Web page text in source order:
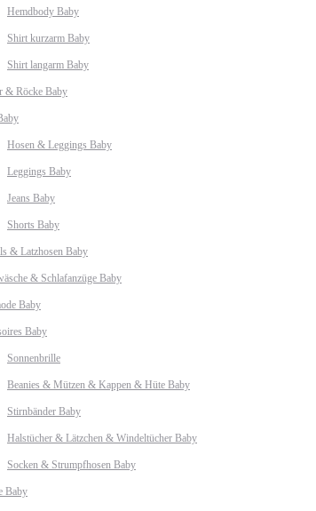
Hemdbody Baby
Shirt kurzarm Baby
Shirt langarm Baby
& Röcke Baby
Hosen & Leggings Baby
Leggings Baby
Jeans Baby
Shorts Baby
& Latzhosen Baby
& Schlafanzüge Baby
Baby
Baby
Sonnenbrille
Beanies & Mützen & Kappen & Hüte Baby
Stirnbänder Baby
Halstücher & Lätzchen & Windeltücher Baby
Socken & Strumpfhosen Baby
Baby